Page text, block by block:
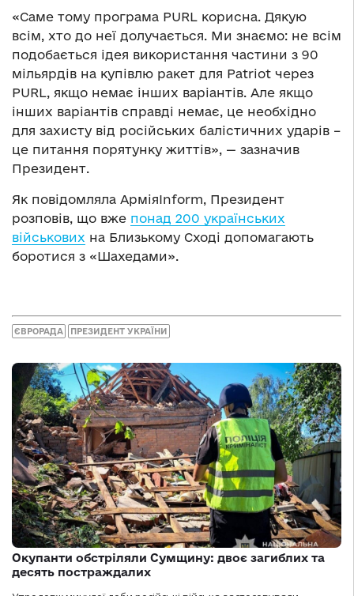
«Саме тому програма PURL корисна. Дякую
всім, хто до неї долучається. Ми знаємо: не всім
подобається ідея використання частини з 90
мільярдів на купівлю ракет для Patriot через
PURL, якщо немає інших варіантів. Але якщо
інших варіантів справді немає, це необхідно
для захисту від російських балістичних ударів –
це питання порятунку життів», — зазначив
Президент.
Як повідомляла АрміяInform, Президент
розповів, що вже понад 200 українських
військових на Близькому Сході допомагають
боротися з «Шахедами».
ЄВРОРАДА ПРЕЗИДЕНТ УКРАЇНИ
Окупанти обстріляли Сумщину: двоє загиблих та
десять постраждалих